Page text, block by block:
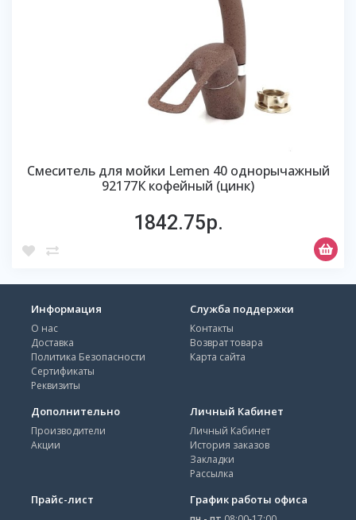
Смеситель для мойки Lemen 40 однорычажный
92177К кофейный (цинк)
1842.75р.
Информация
О нас
Доставка
Политика Безопасности
Сертификаты
Реквизиты
Служба поддержки
Контакты
Возврат товара
Карта сайта
Дополнительно
Производители
Акции
Личный Кабинет
Личный Кабинет
История заказов
Закладки
Рассылка
Прайс-лист График работы офиса